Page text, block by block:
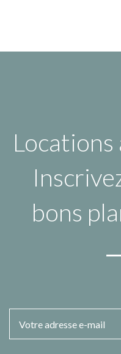
bons